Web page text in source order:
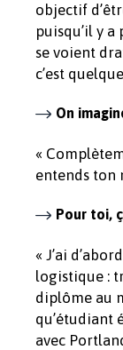
objectif
puisqu’il y a
se voient
c’est
On
«
entends ton
Pour toi,
« J’ai
logistique :
diplôme au
qu’étudiant
avec